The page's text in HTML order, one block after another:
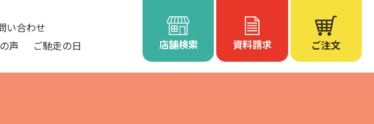
声 ご馳走の日
い合わせ
店舗検索
資料請求 ご注文